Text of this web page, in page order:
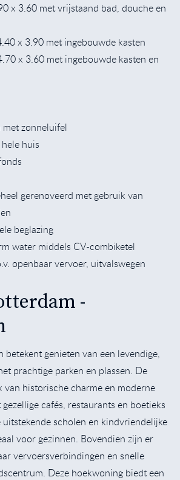
x 3.60 met vrijstaand bad, douche en
x 3.90 met ingebouwde kasten
x 3.60 met ingebouwde kasten en
zonneluifel
huis
gerenoveerd met gebruik van
beglazing
water middels CV-combiketel
openbaar vervoer, uitvalswegen
-
betekent genieten van een levendige,
prachtige parken en plassen. De
van historische charme en moderne
cafés, restaurants en boetieks
scholen en kindvriendelijke
voor gezinnen. Bovendien zijn er
vervoersverbindingen en snelle
Deze hoekwoning biedt een